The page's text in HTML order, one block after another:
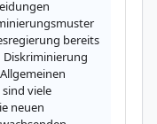
bereits
viele
neuen